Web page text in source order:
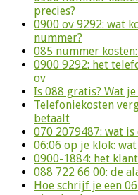
precies?
0900 ov 9292: wat
nummer?
085 nummer
0900 9292: het
ov
Is 088 gratis? Wat
Telefoniekosten
betaalt
070 2079487: wat
06:06 op je klok:
0900-1884: het
088 722 66 00: de
Hoe schrijf je een